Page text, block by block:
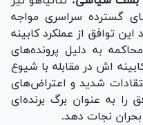
گسترده سراسری مواجه
این توافق از عملکرد کابینه
به دلیل پرونده‌های
اش در مقابله با شیوع
شدید و اعتراض‌های
را به عنوان برگ برنده‌ای
نجات دهد.